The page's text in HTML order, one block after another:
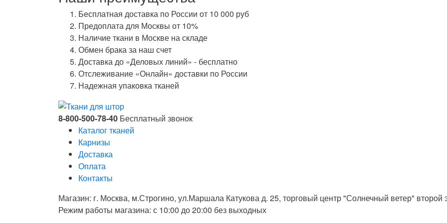
Бесплатная доставка по России от 10 000 руб
Предоплата для Москвы от 10%
Наличие ткани в Москве на складе
Обмен брака за наш счет
Доставка до «Деловых линий» - бесплатно
Отслеживание «Онлайн» доставки по России
Надежная упаковка тканей
8-800-500-78-40 Бесплатный звонок
Каталог тканей
Карнизы
Доставка
Оплата
Контакты
Магазин: г. Москва, м.Строгино, ул.Маршала Катукова д. 25, торговый центр "Солнечный ветер" второй
Режим работы магазина: с 10:00 до 20:00 без выходных